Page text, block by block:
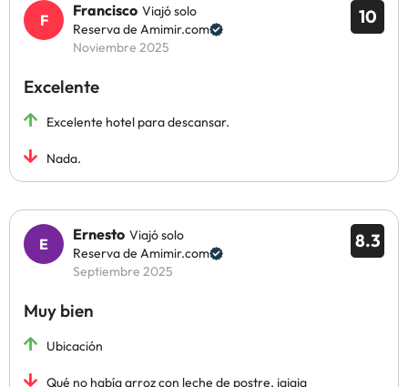
10
Francisco Viajó solo
Reserva de Amimir.com
Noviembre 2025
Excelente
Excelente hotel para descansar.
Nada.
8.3
Ernesto Viajó solo
Reserva de Amimir.com
Septiembre 2025
Muy bien
Ubicación
Qué no había arroz con leche de postre, jajaja